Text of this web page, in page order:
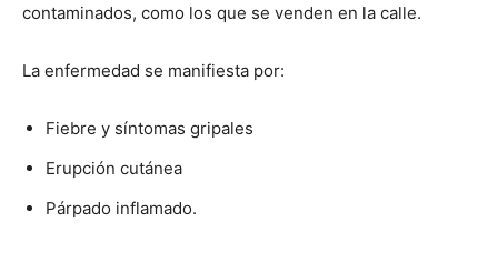
contaminados, como los que se venden en la calle.
La enfermedad se manifiesta por:
Fiebre y síntomas gripales
Erupción cutánea
Párpado inflamado.